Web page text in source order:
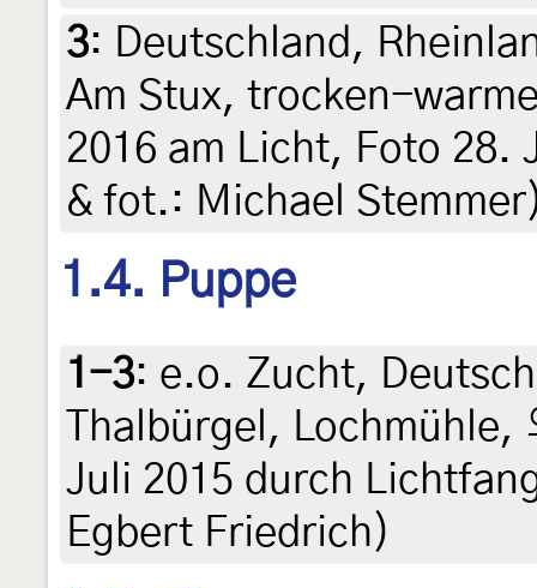
3: Deutschland,
Am Stux, trocken-
2016 am Licht, Foto
& fot.: Michael
1.4. Puppe
1-3: e.o. Zucht,
Thalbürgel,
Juli 2015 durch
Egbert Friedrich)